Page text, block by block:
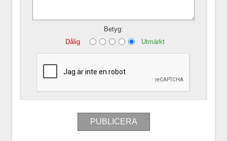
Betyg:
Dålig
Utmärkt